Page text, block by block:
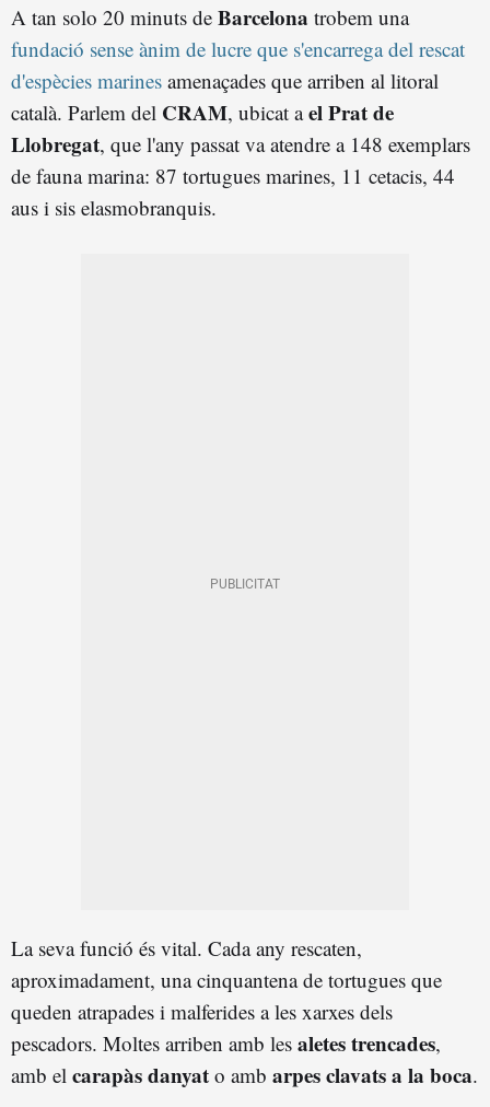
A tan solo 20 minuts de Barcelona trobem una
fundació sense ànim de lucre que s'encarrega del rescat
d'espècies marines amenaçades que arriben al litoral
català. Parlem del CRAM, ubicat ael Prat de
Llobregat, que l'any passat va atendre a 148 exemplars
de fauna marina: 87 tortugues marines, 11 cetacis, 44
aus i sis elasmobranquis.
La seva funció és vital. Cada any rescaten,
aproximadament, una cinquantena de tortugues que
queden atrapades i malferides a les xarxes dels
pescadors. Moltes arriben amb les aletes trencades,
amb el carapàs danyat o amb arpes clavats a la boca.